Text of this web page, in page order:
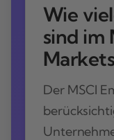
Wie
sind im
Der MSCI